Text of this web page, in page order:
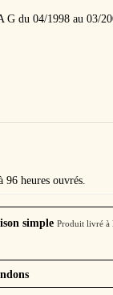
G du 04/1998 au 03/
heures ouvrés.
simple Produit livré à